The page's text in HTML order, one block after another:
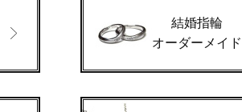
結婚指輪
オーダーメイド